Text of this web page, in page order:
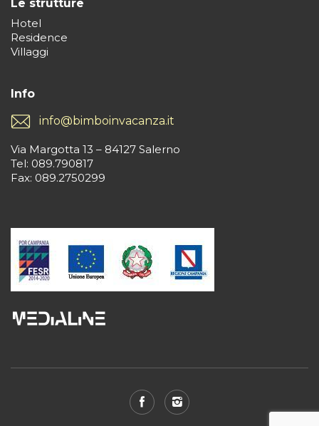
Le strutture
Hotel
Residence
Villaggi
Info
info@bimboinvacanza.it
Via Margotta 13 – 84127 Salerno
Tel: 089.790817
Fax: 089.2750299